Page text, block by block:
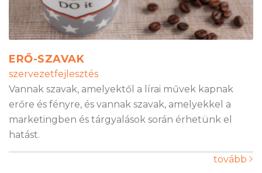
ERŐ-SZAVAK
szervezetfejlesztés
Vannak szavak, amelyektől a lírai művek kapnak
erőre és fényre, és vannak szavak, amelyekkel a
marketingben és tárgyalások során érhetünk el
hatást.
tovább